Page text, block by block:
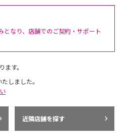
なり、店舗でのご契約・サポート
す。
しました。
近隣店舗を探す